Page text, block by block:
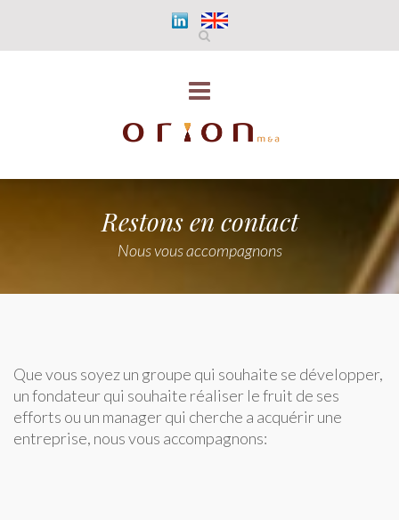
Restons en contact
Nous vous accompagnons
Que vous soyez un groupe qui souhaite se développer,
un fondateur qui souhaite réaliser le fruit de ses
efforts ou un manager qui cherche a acquérir une
entreprise, nous vous accompagnons: